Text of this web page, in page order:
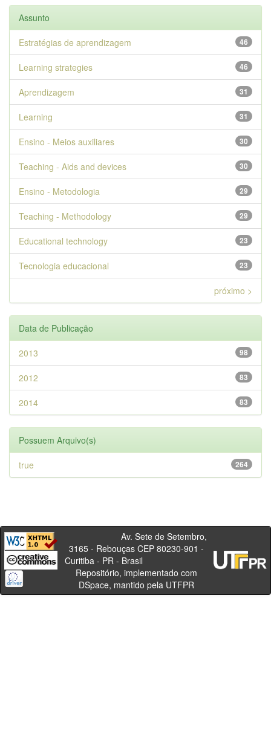
Assunto
46
Estratégias de aprendizagem
46
Learning strategies
31
Aprendizagem
31
Learning
30
Ensino - Meios auxiliares
30
Teaching - Aids and devices
29
Ensino - Metodologia
29
Teaching - Methodology
23
Educational technology
23
Tecnologia educacional
próximo >
Data de Publicação
98
2013
83
2012
83
2014
Possuem Arquivo(s)
264
true
Av. Sete de Setembro,
3165 - Rebouças CEP 80230-901 -
Curitiba - PR - Brasil
Repositório, implementado com
DSpace, mantido pela UTFPR